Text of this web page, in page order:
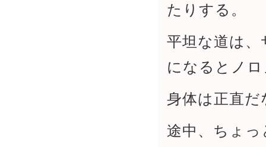
たりする。
平坦な道は
になるとノ
身体は正直だ
途中、ちょ